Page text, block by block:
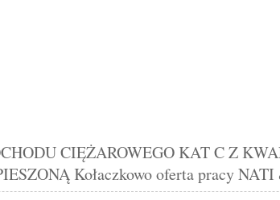
CIĘŻAROWEGO KAT C Z
Kołaczkowo oferta pracy